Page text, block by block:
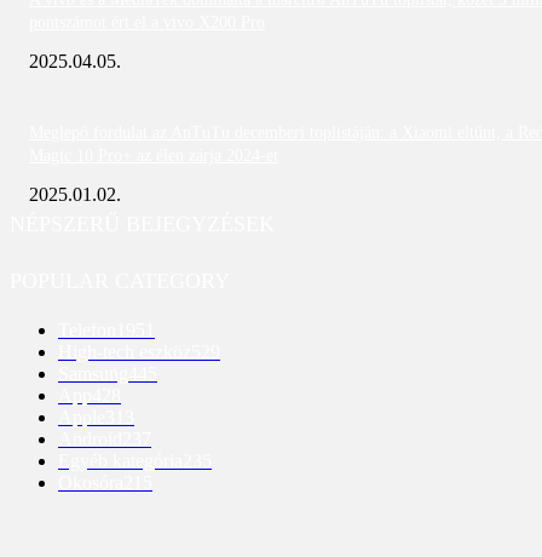
2025.04.05.
2025.01.02.